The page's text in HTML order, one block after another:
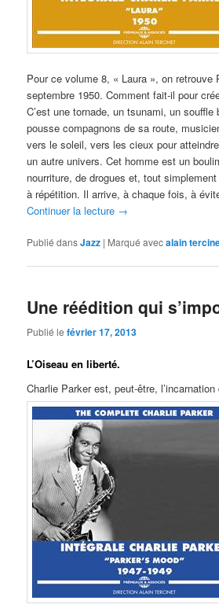
Pour ce volume 8, « Laura », on retrouve
septembre 1950. Comment fait-il pour
C’est une tornade, un tsunami, un
pousse compagnons de sa route,
vers le soleil, vers les cieux pour
un autre univers. Cet homme est un
nourriture, de drogues et, tout
à répétition. Il arrive, à chaque fois, à
Continuer la lecture →
Publié dansJazz | Marqué avecalain
Une réédition qui
Publié lefévrier 17, 2013
L’Oiseau en liberté.
Charlie Parker est, peut-être,